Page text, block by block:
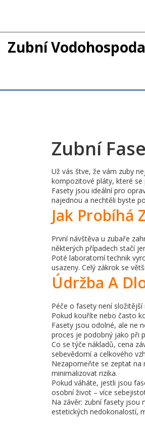
Zubní Vodohospoda
Zubní
Už vás štve, že vám zuby
kompozitové pláty, které se
Fasety jsou ideální pro
najednou a nechtěli byste
Jak Probíhá
První návštěva u zubaře
některých případech stačí
Poté laboratorní technik
usazeny. Celý zákrok se
Údržba A
Péče o fasety není
Pokud kouříte nebo často
Fasety jsou odolné, ale ne
proces je podobný jako při
Co se týče nákladů, cena
sebevědomí a celkového
Nezapomeňte se zeptat na
minimalizovat rizika.
Pokud váháte, jestli jsou
osobní život – více
Na závěr: zubní fasety jsou
estetických nedokonalostí,